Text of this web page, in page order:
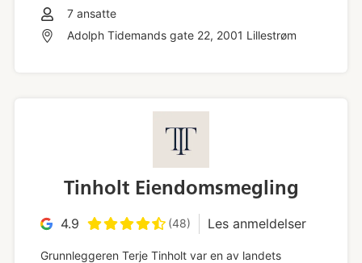
7ansatte
Adolph Tidemands gate 22, 2001 Lillestrøm
Tinholt Eiendomsmegling
4.9 (48) Les anmeldelser
Grunnleggeren Terje Tinholt var en av landets